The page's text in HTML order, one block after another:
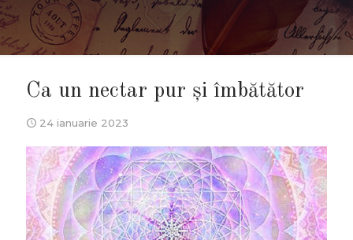
Ca un nectar pur şi îmbătător
24 ianuarie 2023